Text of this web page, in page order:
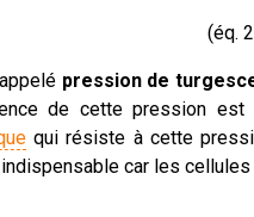
pression de
de cette pression
qui résiste à cette
car les